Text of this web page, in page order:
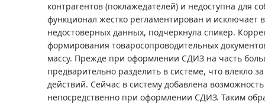
контрагентов (поклажедателей) и недоступна для
функционал жестко регламентирован и исключает
недостоверных данных, подчеркнула спикер.
формирования товаросопроводительных
массу. Прежде при оформлении СДИЗ на часть
предварительно разделить в системе, что влекло
действий. Сейчас в систему добавлена
непосредственно при оформлении СДИЗ. Таким